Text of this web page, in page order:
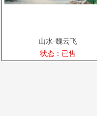
山水·魏云飞
状态：已售